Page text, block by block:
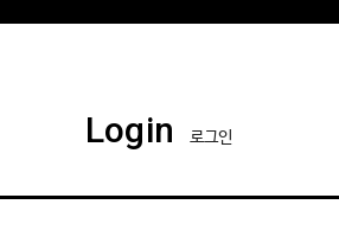
Login 로그인